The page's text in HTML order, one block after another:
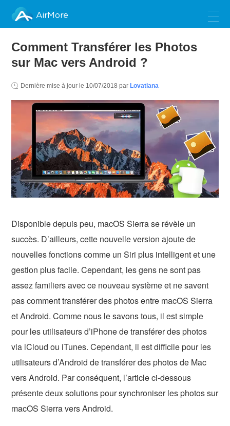
AirMore
Comment Transférer les Photos
sur Mac vers Android ?
Dernière mise à jour le 10/07/2018 par Lovatiana
Disponible depuis peu, macOS Sierra se révèle un
succès. D’ailleurs, cette nouvelle version ajoute de
nouvelles fonctions comme un Siri plus intelligent et une
gestion plus facile. Cependant, les gens ne sont pas
assez familiers avec ce nouveau système et ne savent
pas comment transférer des photos entre macOS Sierra
et Android. Comme nous le savons tous, il est simple
pour les utilisateurs d’iPhone de transférer des photos
via iCloud ou iTunes. Cependant, il est difficile pour les
utilisateurs d’Android de transférer des photos de Mac
vers Android. Par conséquent, l’article ci-dessous
présente deux solutions pour synchroniser les photos sur
macOS Sierra vers Android.